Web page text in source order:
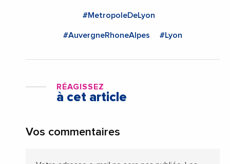
#MetropoleDeLyon
#AuvergneRhoneAlpes #Lyon
RÉAGISSEZ
à cet article
Vos commentaires